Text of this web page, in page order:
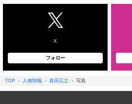
X
フォロー
TOP 人物情報 真田広之 写真